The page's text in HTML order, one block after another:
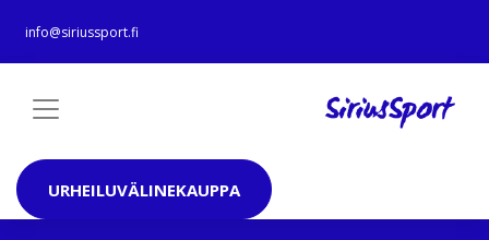
info@siriussport.fi
URHEILUVÄLINEKAUPPA